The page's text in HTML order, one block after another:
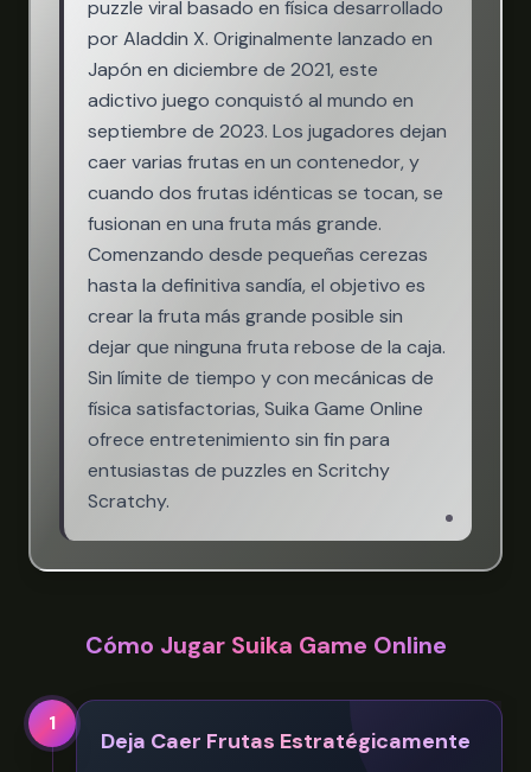
puzzle viral basado en física desarrollado
por Aladdin X. Originalmente lanzado en
Japón en diciembre de 2021, este
adictivo juego conquistó al mundo en
septiembre de 2023. Los jugadores dejan
caer varias frutas en un contenedor, y
cuando dos frutas idénticas se tocan, se
fusionan en una fruta más grande.
Comenzando desde pequeñas cerezas
hasta la definitiva sandía, el objetivo es
crear la fruta más grande posible sin
dejar que ninguna fruta rebose de la caja.
Sin límite de tiempo y con mecánicas de
física satisfactorias, Suika Game Online
ofrece entretenimiento sin fin para
entusiastas de puzzles en Scritchy
Scratchy.
Cómo Jugar Suika Game Online
1
Deja Caer Frutas Estratégicamente